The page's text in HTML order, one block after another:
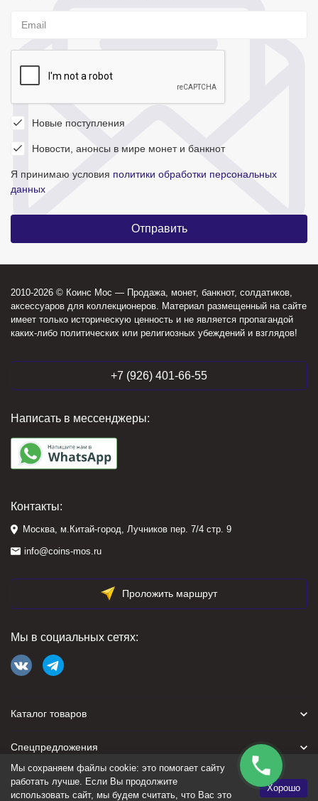
Новые поступления
Новости, анонсы в мире монет и банкнот
Я принимаю условия политики обработки персональных
данных
2010-2026 © Коинс Мос — Продажа, монет, банкнот, солдатиков,
аксессуаров для коллекционеров. Материал размещенный на сайте
имеет только историческую ценность и не является пропагандой
каких-либо политических или религиозных убеждений и взглядов!
+7 (926) 401-66-55
Написать в мессенджеры:
Контакты:
Москва, м.Китай-город, Лучников пер. 7/4 стр. 9
info@coins-mos.ru
Проложить маршрут
Мы в социальных сетях:
Каталог товаров
Спецпредложения
Для покупателя
Мы сохраняем файлы cookie: это помогает сайту
работать лучше. Если Вы продолжите
использовать сайт, мы будем считать, что Вас это
Хорошо